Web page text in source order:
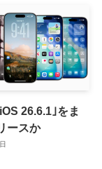
26.6.1｣をま
ースか